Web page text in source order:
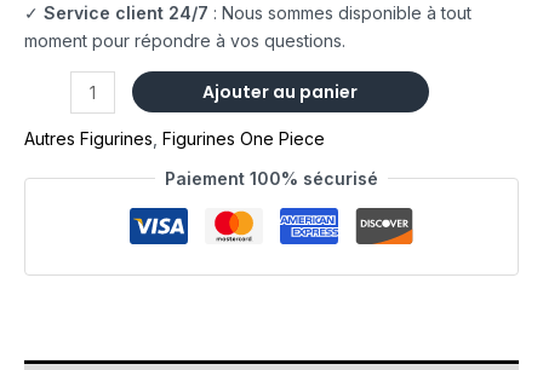
✓ Service client 24/7 : Nous sommes disponible à tout
moment pour répondre à vos questions.
Ajouter au panier
Autres Figurines Figurines One Piece
Paiement 100% sécurisé